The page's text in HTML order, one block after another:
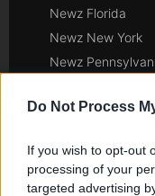
Do Not Process
If you wish to opt-out
processing of your
targeted advertising
Newz Florida
Newz New York
Newz
Newz Ohio
Hig Tech Mag
Scoop Mag